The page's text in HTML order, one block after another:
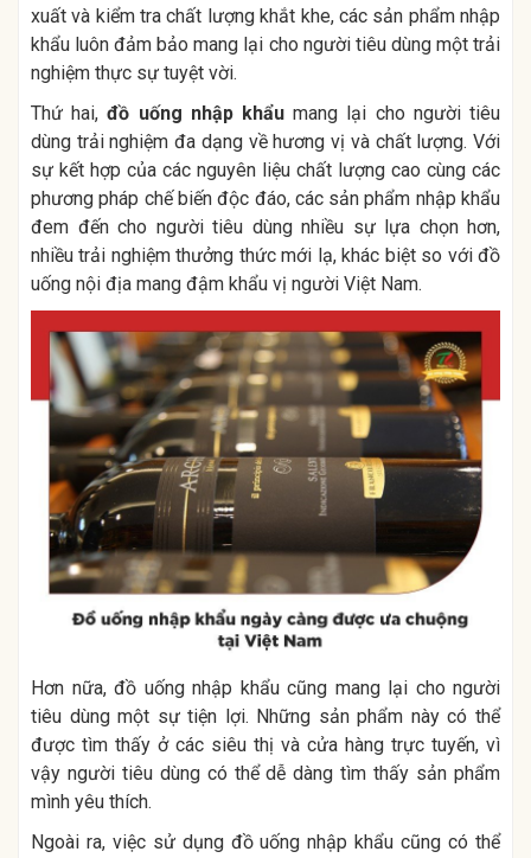
xuất và kiểm tra chất lượng khắt khe, các sản phẩm nhập
khẩu luôn đảm bảo mang lại cho người tiêu dùng một trải
nghiệm thực sự tuyệt vời.
Thứ hai,đồ uống nhập khẩu mang lại cho người tiêu
dùng trải nghiệm đa dạng về hương vị và chất lượng. Với
sự kết hợp của các nguyên liệu chất lượng cao cùng các
phương pháp chế biến độc đáo, các sản phẩm nhập khẩu
đem đến cho người tiêu dùng nhiều sự lựa chọn hơn,
nhiều trải nghiệm thưởng thức mới lạ, khác biệt so với đồ
uống nội địa mang đậm khẩu vị người Việt Nam.
Hơn nữa, đồ uống nhập khẩu cũng mang lại cho người
tiêu dùng một sự tiện lợi. Những sản phẩm này có thể
được tìm thấy ở các siêu thị và cửa hàng trực tuyến, vì
vậy người tiêu dùng có thể dễ dàng tìm thấy sản phẩm
mình yêu thích.
Ngoài ra, việc sử dụng đồ uống nhập khẩu cũng có thể